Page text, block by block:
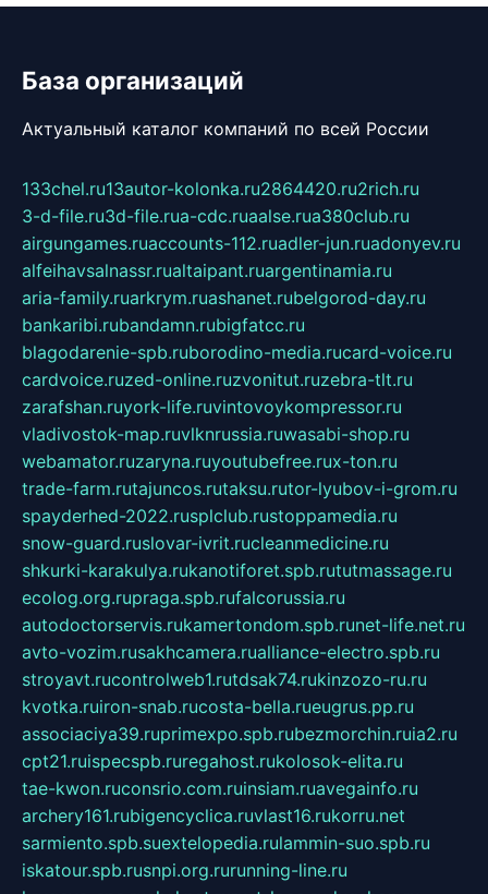
База организаций
Актуальный каталог компаний по всей России
133chel.ru13autor-kolonka.ru2864420.ru2rich.ru
3-d-file.ru3d-file.rua-cdc.ruaalse.rua380club.ru
airgungames.ruaccounts-112.ruadler-jun.ruadonyev.ru
alfeihavsalnassr.rualtaipant.ruargentinamia.ru
aria-family.ruarkrym.ruashanet.rubelgorod-day.ru
bankaribi.rubandamn.rubigfatcc.ru
blagodarenie-spb.ruborodino-media.rucard-voice.ru
cardvoice.ruzed-online.ruzvonitut.ruzebra-tlt.ru
zarafshan.ruyork-life.ruvintovoykompressor.ru
vladivostok-map.ruvlknrussia.ruwasabi-shop.ru
webamator.ruzaryna.ruyoutubefree.rux-ton.ru
trade-farm.rutajuncos.rutaksu.rutor-lyubov-i-grom.ru
spayderhed-2022.rusplclub.rustoppamedia.ru
snow-guard.ruslovar-ivrit.rucleanmedicine.ru
shkurki-karakulya.rukanotiforet.spb.rututmassage.ru
ecolog.org.rupraga.spb.rufalcorussia.ru
autodoctorservis.rukamertondom.spb.runet-life.net.ru
avto-vozim.rusakhcamera.rualliance-electro.spb.ru
stroyavt.rucontrolweb1.rutdsak74.rukinzozo-ru.ru
kvotka.ruiron-snab.rucosta-bella.rueugrus.pp.ru
associaciya39.ruprimexpo.spb.rubezmorchin.ruia2.ru
cpt21.ruispecspb.ruregahost.rukolosok-elita.ru
tae-kwon.ruconsrio.com.ruinsiam.ruavegainfo.ru
archery161.rubigencyclica.ruvlast16.rukorru.net
sarmiento.spb.suextelopedia.rulammin-suo.spb.ru
iskatour.spb.rusnpi.org.rurunning-line.ru